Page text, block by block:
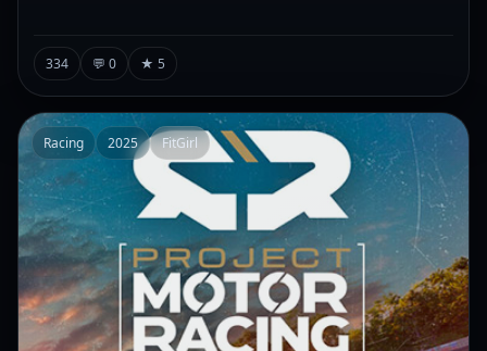
334 💬 0 ★ 5
Racing 2025 FitGirl